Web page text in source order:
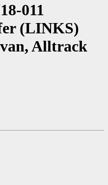
011
(LINKS)
Alltrack